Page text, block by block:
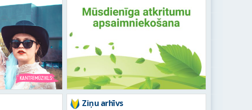
Ziņu arhīvs